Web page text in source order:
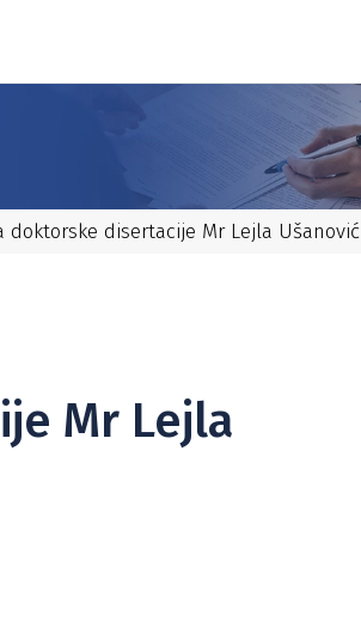
doktorske disertacije Mr Lejla Ušanović
Mr Lejla